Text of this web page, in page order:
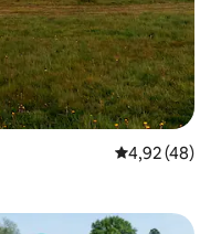
4,92 de uma
4,92 (48)